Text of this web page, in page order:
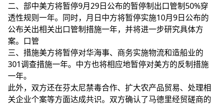
二、部中美方将暂停9月29日公布的暂停制出口管制50%穿
透性规则一年。同时，月日中方将暂停实施10月9日公布的
公布关出相关出口管制措施一年，并将进一步研究具体方
案。口管
三、措施美方将暂停对华海事、商务实施物流和造船业的
301调查措施一年。中方也将相应地暂停对美方的反制措施
一年。
此外，双方还在芬太尼禁毒合作、扩大农产品贸易、处理相
关企业个案等方面达成共识。双方确认了马德里经贸磋商的